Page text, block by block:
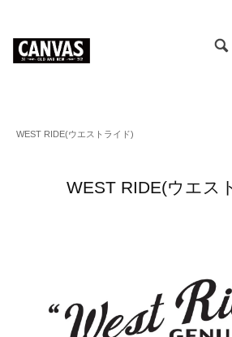
WEST RIDE(ウエストライド)
WEST RIDE(ウエス